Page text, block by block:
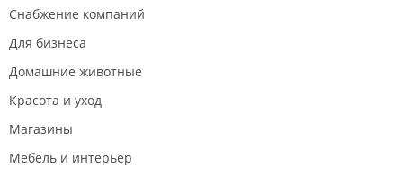
Снабжение компаний
Для бизнеса
Домашние животные
Красота и уход
Магазины
Мебель и интерьер